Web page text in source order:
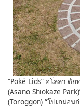
“Poké Lids” อโลลา ดั
(Asano Shiokaze
(Toroggon) “โปเกม่อน